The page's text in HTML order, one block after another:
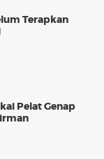
Terapkan
Pelat Genap